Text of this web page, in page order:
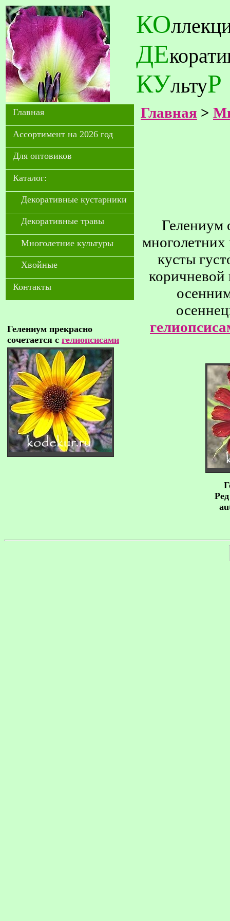
КО
ДЕ
КУльтуР
Главная
Ассортимент на 2026 год
Для оптовиков
Каталог:
Декоративные кустарники
Декоративные травы
Многолетние культуры
Хвойные
Контакты
Гелениум прекрасно
сочетается с гелиопсисами
Главная >
Гелениум
кусты